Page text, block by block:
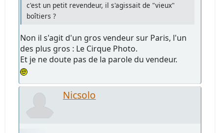
c'est un petit revendeur, il s'agissait de "vieux"
boîtiers ?
Non il s'agit d'un gros vendeur sur Paris, l'un
des plus gros : Le Cirque Photo.
Et je ne doute pas de la parole du vendeur.
Nicsolo